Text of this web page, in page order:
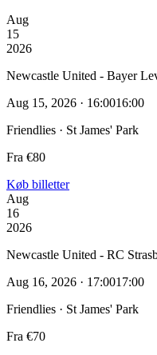
Aug
15
2026
Newcastle United - Bayer
Aug 15, 2026 · 16:0016:00
Friendlies · St James' Park
Fra €80
Køb billetter
Aug
16
2026
Newcastle United - RC
Aug 16, 2026 · 17:0017:00
Friendlies · St James' Park
Fra €70